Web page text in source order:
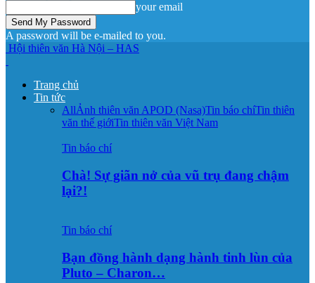
your email
A password will be e-mailed to you.
Hội thiên văn Hà Nội – HAS
Trang chủ
Tin tức
AllẢnh thiên văn APOD (Nasa)Tin báo chíTin thiên
văn thế giớiTin thiên văn Việt Nam
Tin báo chí
Chà! Sự giãn nở của vũ trụ đang chậm
lại?!
Tin báo chí
Bạn đồng hành dạng hành tinh lùn của
Pluto – Charon…